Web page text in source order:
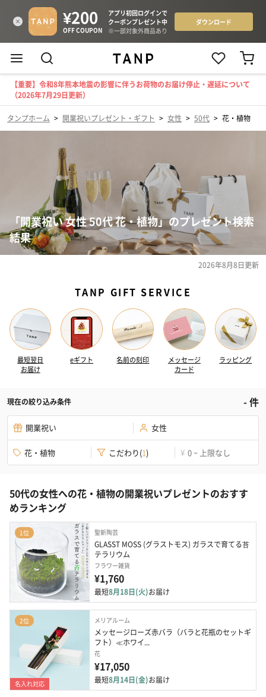
【重要】令和8年熊本地震の影響に伴うお荷物のお届け停止・遅延について
（2026年7月29日更新）
タンプホーム > 開業祝いプレゼント・ギフト > 女性 > 50代 > 花・植物
「開業祝い 女性 50代 花・植物」のプレゼント検索
結果
2026年8月8日更新
TANP GIFT SERVICE
最短翌日
お届け
eギフト 名前の刻印
メッセージ
カード
ラッピング
現在の絞り込み条件 -件
開業祝い 女性
花・植物 こだわり(1) ¥ 0 ~ 上限なし
50代の女性への花・植物の開業祝いプレゼントのおすす
めランキング
1位 聖新陶芸
GLASST MOSS (グラストモス) ガラスで育てる苔
テラリウム
フラワー雑貨
¥1,760
最短8月18日(火)お届け
2位
名入れ対応
メリアルーム
メッセージローズ赤バラ（バラと花瓶のセットギ
フト）≪ホワイ...
花
¥17,050
最短8月14日(金)お届け